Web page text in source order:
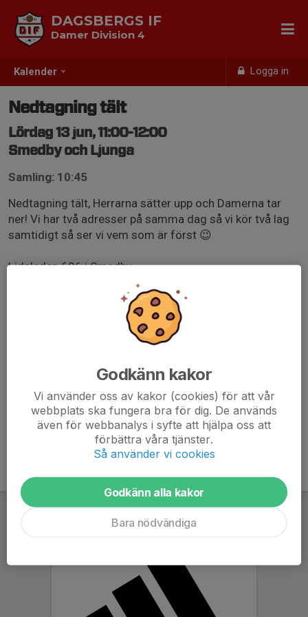
Kalender Logga in
DAGSBERGS IF
Damer Division 4
Nedtagning tält
Lördag 13 jun, 11:00-12:00
Smedby och Ljunga
Samling: 10:45
Nedtagning tält, Herrarna sätter upp och Damerna tar
ner! Vi har två adresser på samma dag så vi kör två lag
samtidigt så ser vi vem som är först 😉
Lidaleden 696 i Smedby
Örsättersvägen 6 i Ljunga
Vi behöver 5 pers till varje tält, bilar och släp för att köra
hem tälten till Dagsbergs ladugård!
Det går snabbt när vi är många som hjälper till!
Godkänn kakor
Vi använder oss av kakor (cookies) för att vår
webbplats ska fungera bra för dig. De används
även för webbanalys i syfte att hjälpa oss att
förbättra våra tjänster.
Så använder vi cookies
Godkänn alla kakor
Bara nödvändiga